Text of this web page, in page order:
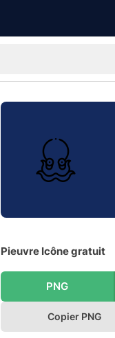
Pieuvre Icône gratuit
PNG
Copier PNG